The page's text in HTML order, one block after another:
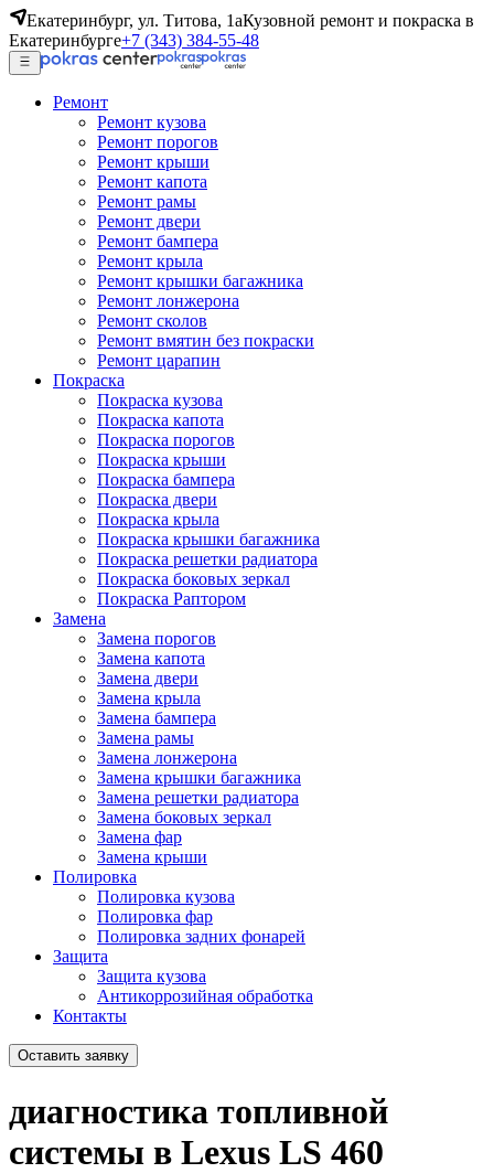
Екатеринбург, ул. Титова, 1аКузовной ремонт и покраска в
Екатеринбурге+7 (343) 384-55-48
Ремонт
Ремонт кузова
Ремонт порогов
Ремонт крыши
Ремонт капота
Ремонт рамы
Ремонт двери
Ремонт бампера
Ремонт крыла
Ремонт крышки багажника
Ремонт лонжерона
Ремонт сколов
Ремонт вмятин без покраски
Ремонт царапин
Покраска
Покраска кузова
Покраска капота
Покраска порогов
Покраска крыши
Покраска бампера
Покраска двери
Покраска крыла
Покраска крышки багажника
Покраска решетки радиатора
Покраска боковых зеркал
Покраска Раптором
Замена
Замена порогов
Замена капота
Замена двери
Замена крыла
Замена бампера
Замена рамы
Замена лонжерона
Замена крышки багажника
Замена решетки радиатора
Замена боковых зеркал
Замена фар
Замена крыши
Полировка
Полировка кузова
Полировка фар
Полировка задних фонарей
Защита
Защита кузова
Антикоррозийная обработка
Контакты
Оставить заявку
диагностика топливной
системы в Lexus LS 460